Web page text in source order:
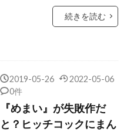
ケヴィン・オモリソン
ケヴィン・スペイシー
ケヴィン・ベーコン
続きを読む
2019-05-26
2022-05-06
0件
『めまい』が失敗作だ
と？ヒッチコックにまん